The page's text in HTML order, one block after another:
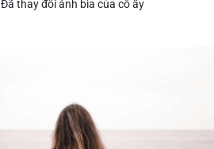
Đã thay đổi ảnh bìa của cô ấy